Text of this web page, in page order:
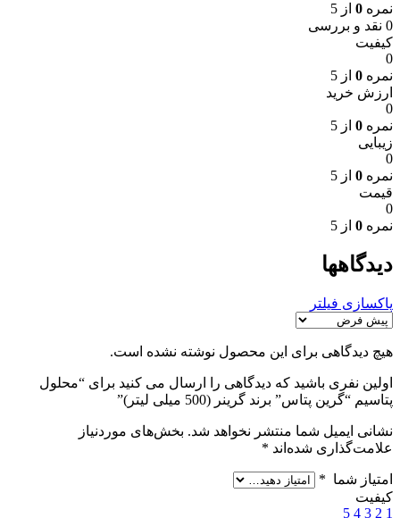
نمره 0 از 5
0 نقد و بررسی
کیفیت
0
نمره 0 از 5
ارزش خرید
0
نمره 0 از 5
زیبایی
0
نمره 0 از 5
قیمت
0
نمره 0 از 5
دیدگاهها
پاکسازی فیلتر
هیچ دیدگاهی برای این محصول نوشته نشده است.
اولین نفری باشید که دیدگاهی را ارسال می کنید برای “محلول
پتاسیم “گرین پتاس” برند گرینر (500 میلی لیتر)”
نشانی ایمیل شما منتشر نخواهد شد. بخش‌های موردنیاز
علامت‌گذاری شده‌اند *
امتیاز شما *
کیفیت
1
2
3
4
5